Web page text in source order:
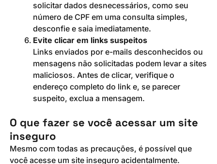
solicitar dados desnecessários, como seu
número de CPF em uma consulta simples,
desconfie e saia imediatamente.
Evite clicar em links suspeitos
Links enviados por e-mails desconhecidos ou
mensagens não solicitadas podem levar a sites
maliciosos. Antes de clicar, verifique o
endereço completo do link e, se parecer
suspeito, exclua a mensagem.
O que fazer se você acessar um site
inseguro
Mesmo com todas as precauções, é possível que
você acesse um site inseguro acidentalmente.